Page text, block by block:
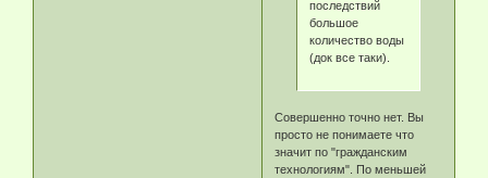
последствий
большое
количество воды
(док все таки).
Совершенно точно нет. Вы
просто не понимаете что
значит по "гражданским
технологиям". По меньшей